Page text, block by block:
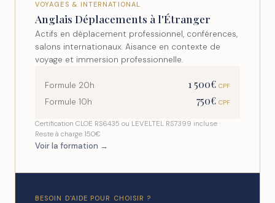
VOYAGES & INTERNATIONAL
Anglais Déplacements à l'Étranger
Actifs en déplacement professionnel, conférences,
salons internationaux. Aisance en contexte de
voyage et immersion professionnelle.
Formule 20h 1 500€ CPF
Formule 10h 750€ CPF
Certification CLOE RS6435 ou LEVELTEL RS7399 incluse ·
Reste à charge 150€
Voir la formation →
BESOIN D'AIDE POUR CHOISIR ?